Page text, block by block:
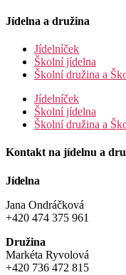
Jídelna a družina
Jídelníček
Školní jídelna
Školní družina a
Jídelníček
Školní jídelna
Školní družina a
Kontakt na jídelnu a
Jídelna
Jana Ondráčková
+420 474 375 961
Družina
Markéta Ryvolová
+420 736 472 815